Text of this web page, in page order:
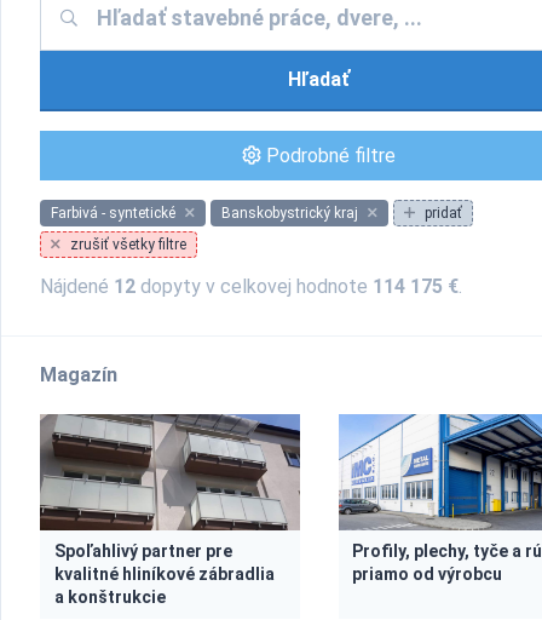
Hľadať
Podrobné filtre
Farbivá - syntetické Banskobystrický kraj
pridať
zrušiť všetky filtre
Nájdené 12 dopyty v celkovej hodnote 114 175 €.
Magazín
Spoľahlivý partner pre
kvalitné hliníkové zábradlia
a konštrukcie
Profily, plechy, tyče a
priamo od výrobcu